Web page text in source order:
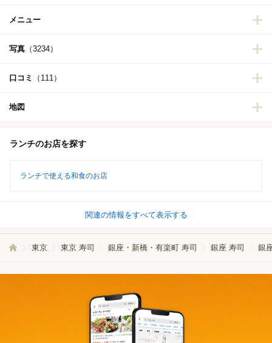
メニュー
写真 （3234）
口コミ （111）
地図
ランチのお店を探す
ランチで使える和食のお店
関連の情報をすべて表示する
東京 東京 寿司 銀座・新橋・有楽町 寿司 銀座 寿司 銀